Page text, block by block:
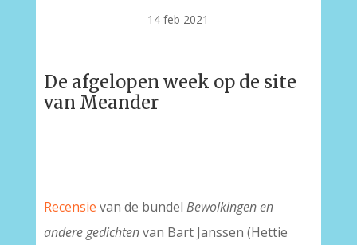
14 feb 2021
De afgelopen week op de site
van Meander
Recensie van de bundel Bewolkingen en
andere gedichtenvan Bart Janssen (Hettie